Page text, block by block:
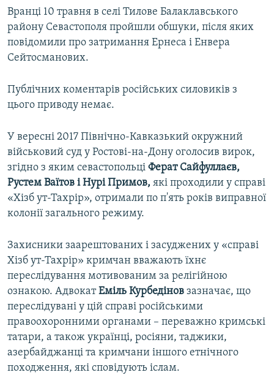
Вранці 10 травня в селі Тилове Балаклавського
району Севастополя пройшли обшуки, після яких
повідомили про затримання Ернеса і Енвера
Сейтосманових.
Публічних коментарів російських силовиків з
цього приводу немає.
У вересні 2017 Північно-Кавказький окружний
військовий суд у Ростові-на-Дону оголосив вирок,
згідно з яким севастопольці Ферат Сайфуллаєв,
Рустем Ваїтов і Нурі Примов, які проходили у справі
«Хізб ут-Тахрір», отримали по п'ять років виправної
колонії загального режиму.
Захисники заарештованих і засуджених у «справі
Хізб ут-Тахрір» кримчан вважають їхнє
переслідування мотивованим за релігійною
ознакою. АдвокатЕміль Курбедінов зазначає, що
переслідувані у цій справі російськими
правоохоронними органами – переважно кримські
татари, а також українці, росіяни, таджики,
азербайджанці та кримчани іншого етнічного
походження, які сповідують іслам.